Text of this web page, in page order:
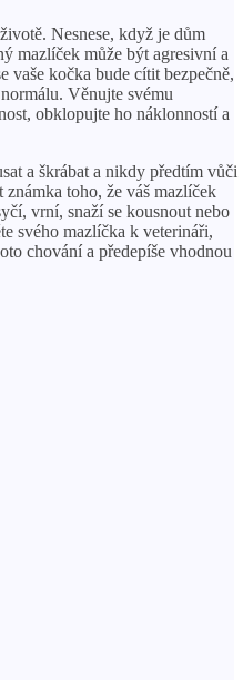
Nesnese, když je dům
mazlíček může být agresivní a
vaše kočka bude cítit bezpečně,
Věnujte svému
obklopujte ho náklonností a
a škrábat a nikdy předtím vůči
toho, že váš mazlíček
vrní, snaží se kousnout nebo
svého mazlíčka k veterináři,
chování a předepíše vhodnou